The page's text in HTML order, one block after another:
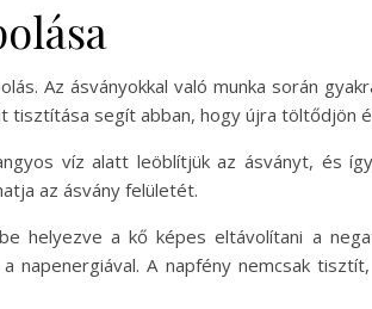
Az ásványokkal való munka során
tisztítása segít abban, hogy újra töltődjön
víz alatt leöblítjük az ásványt, és
az ásvány felületét.
helyezve a kő képes eltávolítani a
A napfény nemcsak